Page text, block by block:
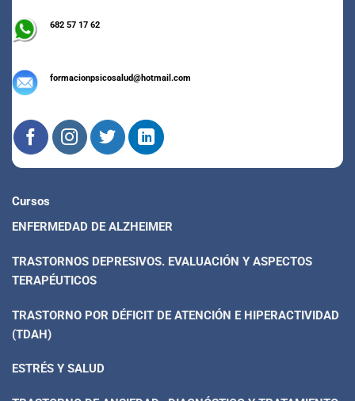
682 57 17 62
formacionpsicosalud@hotmail.com
Cursos
ENFERMEDAD DE ALZHEIMER
TRASTORNOS DEPRESIVOS. EVALUACIÓN Y ASPECTOS
TERAPÉUTICOS
TRASTORNO POR DÉFICIT DE ATENCIÓN E HIPERACTIVIDAD
(TDAH)
ESTRÉS Y SALUD